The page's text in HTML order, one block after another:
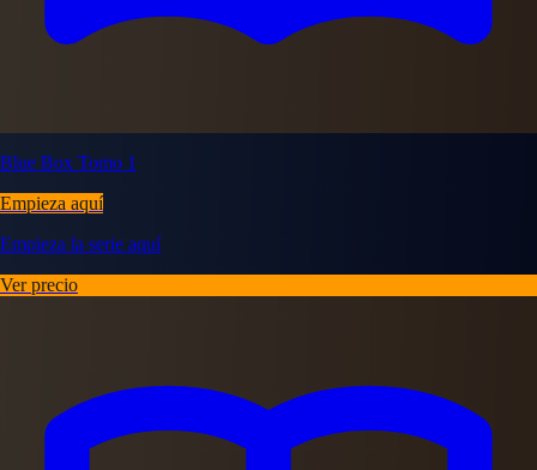
Blue Box Tomo 1
Empieza aquí
Empieza la serie aquí
Ver precio